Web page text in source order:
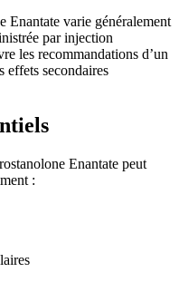
Enantate varie généralement
par injection
les recommandations d’un
effets secondaires
Enantate peut
: